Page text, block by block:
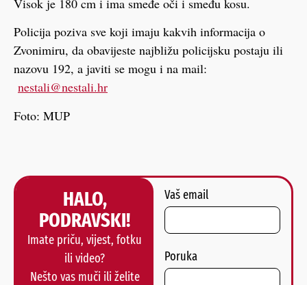
Policija poziva sve koji imaju kakvih informacija o
Zvonimiru, da obavijeste najbližu policijsku postaju ili
nazovu 192, a javiti se mogu i na mail:
rh.ilatsen
@ilatsen
Foto: MUP
HALO,
PODRAVSKI!
Imate priču, vijest, fotku
ili video?
Nešto vas muči ili želite
Vaš email
Poruka